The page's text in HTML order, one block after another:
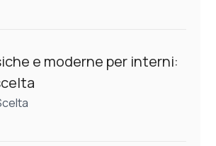
e moderne per interni: